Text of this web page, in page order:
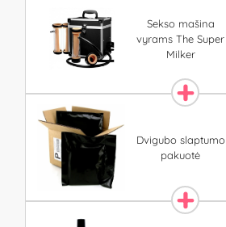
Sekso mašina
vyrams The Super
Milker
Dvigubo slaptumo
pakuotė